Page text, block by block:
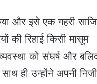
और इसे एक गहरी
की रिहाई किसी मासूम
को संघर्ष और
ही उन्होंने अपनी निजी